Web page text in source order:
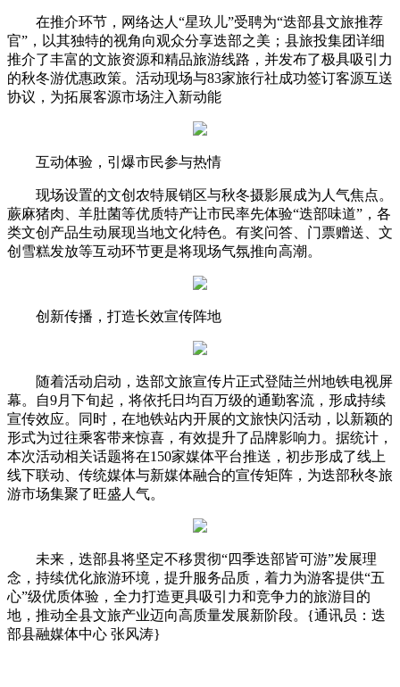
在推介环节，网络达人“星玖儿”受聘为“迭部县文旅推荐
官”，以其独特的视角向观众分享迭部之美；县旅投集团详细
推介了丰富的文旅资源和精品旅游线路，并发布了极具吸引力
的秋冬游优惠政策。活动现场与83家旅行社成功签订客源互送
协议，为拓展客源市场注入新动能
互动体验，引爆市民参与热情
现场设置的文创农特展销区与秋冬摄影展成为人气焦点。
蕨麻猪肉、羊肚菌等优质特产让市民率先体验“迭部味道”，各
类文创产品生动展现当地文化特色。有奖问答、门票赠送、文
创雪糕发放等互动环节更是将现场气氛推向高潮。
创新传播，打造长效宣传阵地
随着活动启动，迭部文旅宣传片正式登陆兰州地铁电视屏
幕。自9月下旬起，将依托日均百万级的通勤客流，形成持续
宣传效应。同时，在地铁站内开展的文旅快闪活动，以新颖的
形式为过往乘客带来惊喜，有效提升了品牌影响力。据统计，
本次活动相关话题将在150家媒体平台推送，初步形成了线上
线下联动、传统媒体与新媒体融合的宣传矩阵，为迭部秋冬旅
游市场集聚了旺盛人气。
未来，迭部县将坚定不移贯彻“四季迭部皆可游”发展理
念，持续优化旅游环境，提升服务品质，着力为游客提供“五
心”级优质体验，全力打造更具吸引力和竞争力的旅游目的
地，推动全县文旅产业迈向高质量发展新阶段。{通讯员：迭
部县融媒体中心 张风涛}